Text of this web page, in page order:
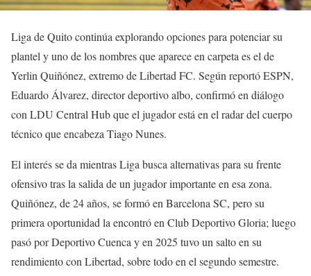
Liga de Quito continúa explorando opciones para potenciar su
plantel y uno de los nombres que aparece en carpeta es el de
Yerlin Quiñónez, extremo de Libertad FC. Según reportó ESPN,
Eduardo Álvarez, director deportivo albo, confirmó en diálogo
con LDU Central Hub que el jugador está en el radar del cuerpo
técnico que encabeza Tiago Nunes.
El interés se da mientras Liga busca alternativas para su frente
ofensivo tras la salida de un jugador importante en esa zona.
Quiñónez, de 24 años, se formó en Barcelona SC, pero su
primera oportunidad la encontró en Club Deportivo Gloria; luego
pasó por Deportivo Cuenca y en 2025 tuvo un salto en su
rendimiento con Libertad, sobre todo en el segundo semestre.